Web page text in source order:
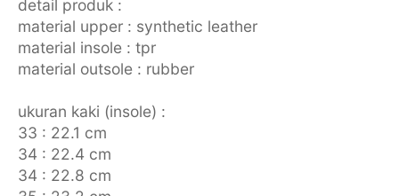
detail produk :
material upper : synthetic leather
material insole : tpr
material outsole : rubber
ukuran kaki (insole) :
33 : 22.1 cm
34 : 22.4 cm
34 : 22.8 cm